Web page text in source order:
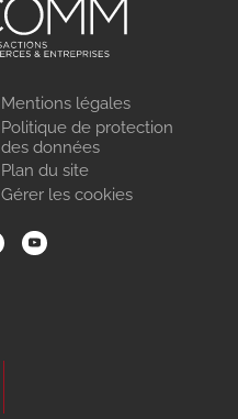
Mentions légales
Politique de protection
des données
Plan du site
Gérer les cookies